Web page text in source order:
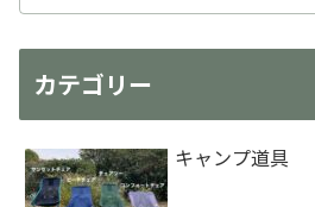
カテゴリー
キャンプ道具